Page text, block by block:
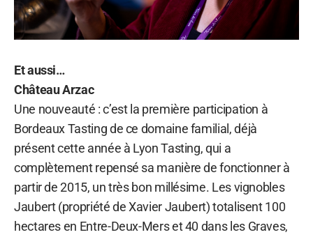
Et aussi…
Château Arzac
Une nouveauté : c’est la première participation à
Bordeaux Tasting de ce domaine familial, déjà
présent cette année à Lyon Tasting, qui a
complètement repensé sa manière de fonctionner à
partir de 2015, un très bon millésime. Les vignobles
Jaubert (propriété de Xavier Jaubert) totalisent 100
hectares en Entre-Deux-Mers et 40 dans les Graves,